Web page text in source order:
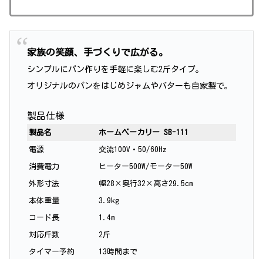
家族の笑顔、手づくりで広がる。
シンプルにパン作りを手軽に楽しむ2斤タイプ。
オリジナルのパンをはじめジャムやバターも自家製で。
製品仕様
製品名 ホームベーカリー SB-111
電源 交流100V・50/60Hz
消費電力 ヒーター500W/モーター50W
外形寸法 幅28×奥行32×高さ29.5cm
本体重量 3.9kg
コード長 1.4m
対応斤数 2斤
タイマー予約 13時間まで